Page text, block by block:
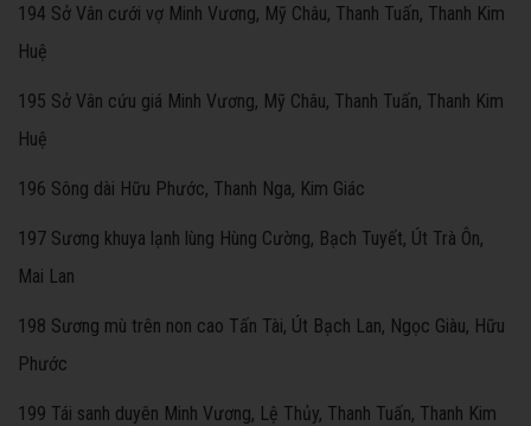
194 Sở Vân cưới vợ Minh Vương, Mỹ Châu, Thanh Tuấn, Thanh Kim
Huệ
195 Sở Vân cứu giá Minh Vương, Mỹ Châu, Thanh Tuấn, Thanh Kim
Huệ
196 Sông dài Hữu Phước, Thanh Nga, Kim Giác
197 Sương khuya lạnh lùng Hùng Cường, Bạch Tuyết, Út Trà Ôn,
Mai Lan
198 Sương mù trên non cao Tấn Tài, Út Bạch Lan, Ngọc Giàu, Hữu
Phước
199 Tái sanh duyên Minh Vương, Lệ Thủy, Thanh Tuấn, Thanh Kim